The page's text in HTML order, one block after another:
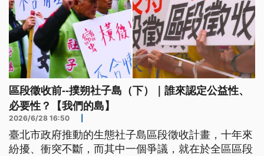
區段徵收前--撲朔社子島（下）｜誰來認定公益性、
必要性？【我們的島】
2026/6/28 16:50
臺北市政府推動的生態社子島區段徵收計畫，十年來
紛擾、衝突不斷，而其中一個爭議，就在於全區區段